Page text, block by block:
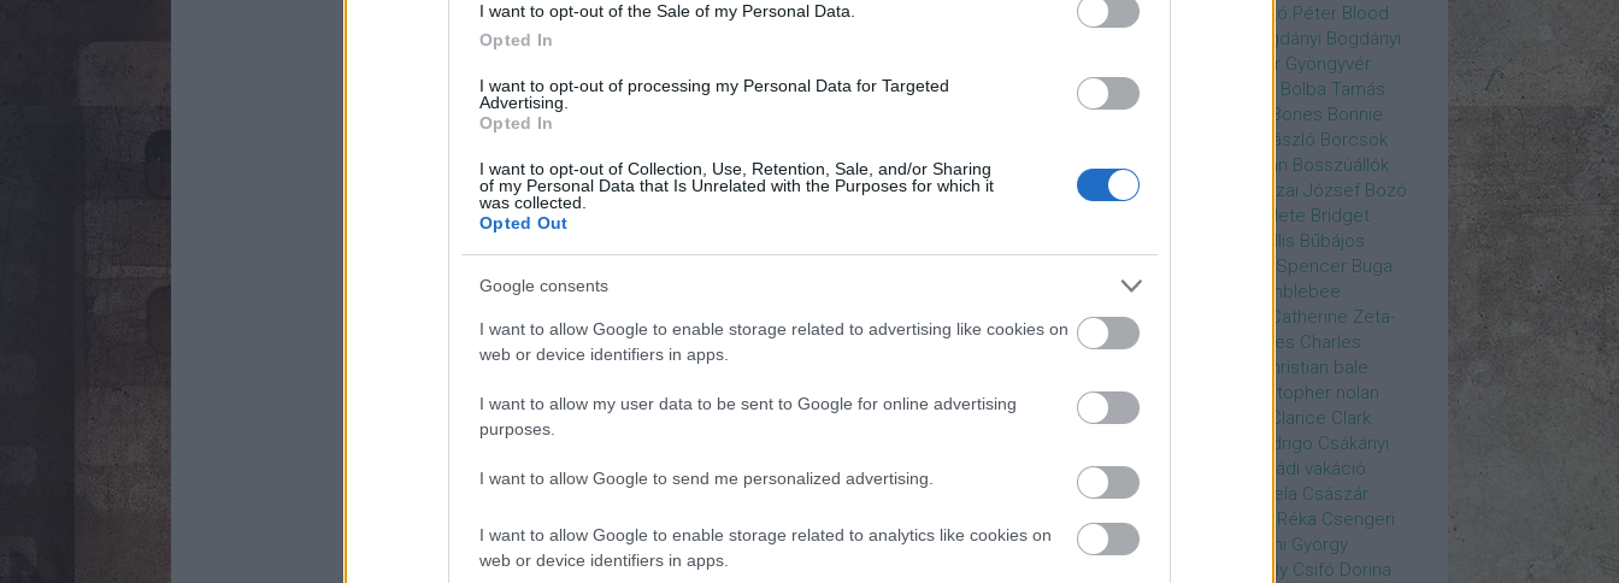
I want to opt-out of the Sale of my Personal Data.
Opted In
I want to opt-out of processing my Personal Data for Targeted
Advertising.
Opted In
I want to opt-out of Collection, Use, Retention, Sale, and/or Sharing
of my Personal Data that Is Unrelated with the Purposes for which it
was collected.
Opted Out
Google consents
I want to allow Google to enable storage related to advertising like cookies on
web or device identifiers in apps.
I want to allow my user data to be sent to Google for online advertising
purposes.
I want to allow Google to send me personalized advertising.
I want to allow Google to enable storage related to analytics like cookies on
web or device identifiers in apps.
Media Kft.
Blake Lively Blaskó Péter Blood
Bogdányi Bogdányi
Bognár Gyöngyvér
Bognár Tamás
Bolba Tamás
Boldog Gábor
Bones Bonnie
Borbély László Börcsök
Enikő Boros Zoltán Bor Zoltán Bosszúállók
Botár Endre
Bozai József Bozó
Brian élete Bridget
Bruce Willis Bűbájos
Bud Spencer Buga
bukott birodalom
Bumblebee
Cameron Diaz
Catherine Zeta-
Jones CD Projekt Red Charles Charles
christian bale
Christopher Eccleston
christopher nolan
Chris Hemsworth
Clarice Clark
Crespo Rodrigo Csákányi
Eszter Csákányi László
Családi vakáció
Csankó Zoltán
Császár Angela Császár
Róbert Cseke Péter Csellár Réka Csengeri
Attila
Csere Ágnes
Cserhalmi György
Csiby Gergely Csifó Dorina